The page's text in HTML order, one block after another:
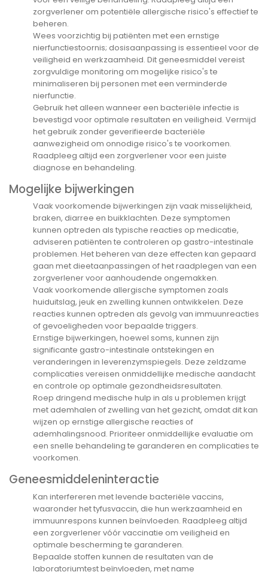
zorgverlener om potentiële allergische risico's effectief te
beheren.
Wees voorzichtig bij patiënten met een ernstige
nierfunctiestoornis; dosisaanpassing is essentieel voor de
veiligheid en werkzaamheid. Dit geneesmiddel vereist
zorgvuldige monitoring om mogelijke risico's te
minimaliseren bij personen met een verminderde
nierfunctie.
Gebruik het alleen wanneer een bacteriële infectie is
bevestigd voor optimale resultaten en veiligheid. Vermijd
het gebruik zonder geverifieerde bacteriële
aanwezigheid om onnodige risico's te voorkomen.
Raadpleeg altijd een zorgverlener voor een juiste
diagnose en behandeling.
Mogelijke bijwerkingen
Vaak voorkomende bijwerkingen zijn vaak misselijkheid,
braken, diarree en buikklachten. Deze symptomen
kunnen optreden als typische reacties op medicatie,
adviseren patiënten te controleren op gastro-intestinale
problemen. Het beheren van deze effecten kan gepaard
gaan met dieetaanpassingen of het raadplegen van een
zorgverlener voor aanhoudende ongemakken.
Vaak voorkomende allergische symptomen zoals
huiduitslag, jeuk en zwelling kunnen ontwikkelen. Deze
reacties kunnen optreden als gevolg van immuunreacties
of gevoeligheden voor bepaalde triggers.
Ernstige bijwerkingen, hoewel soms, kunnen zijn
significante gastro-intestinale ontstekingen en
veranderingen in leverenzymspiegels. Deze zeldzame
complicaties vereisen onmiddellijke medische aandacht
en controle op optimale gezondheidsresultaten.
Roep dringend medische hulp in als u problemen krijgt
met ademhalen of zwelling van het gezicht, omdat dit kan
wijzen op ernstige allergische reacties of
ademhalingsnood. Prioriteer onmiddellijke evaluatie om
een snelle behandeling te garanderen en complicaties te
voorkomen.
Geneesmiddeleninteractie
Kan interfereren met levende bacteriële vaccins,
waaronder het tyfusvaccin, die hun werkzaamheid en
immuunrespons kunnen beïnvloeden. Raadpleeg altijd
een zorgverlener vóór vaccinatie om veiligheid en
optimale bescherming te garanderen.
Bepaalde stoffen kunnen de resultaten van de
laboratoriumtest beïnvloeden, met name